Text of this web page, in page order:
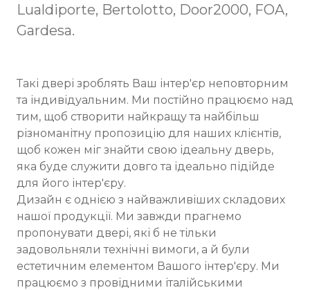
Lualdiporte, Bertolotto, Door2000, FOA,
Gardesa.
Такі двері зроблять Ваш інтер'єр неповторним
та індивідуальним. Ми постійно працюємо над
тим, щоб створити найкращу та найбільш
різноманітну пропозицію для наших клієнтів,
щоб кожен міг знайти свою ідеальну дверь,
яка буде служити довго та ідеально підійде
для його інтер'єру.
Дизайн є однією з найважливіших складових
нашої продукції. Ми завжди прагнемо
пропонувати двері, які б не тільки
задовольняли технічні вимоги, а й були
естетичним елементом Вашого інтер'єру. Ми
працюємо з провідними італійськими